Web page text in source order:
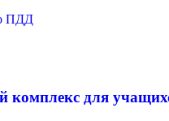
ПДД
для